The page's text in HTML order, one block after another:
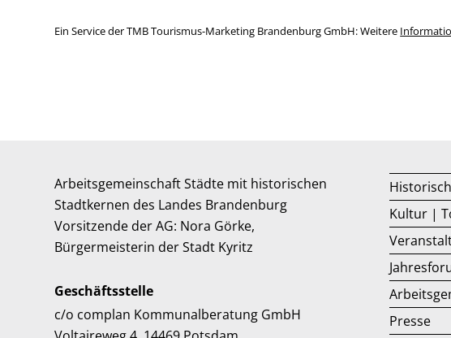
Ein Service der TMB Tourismus-Marketing Brandenburg GmbH: Weitere
Arbeitsgemeinschaft Städte mit historischen
Stadtkernen des Landes Brandenburg
Vorsitzende der AG: Nora Görke,
Bürgermeisterin der Stadt Kyritz
Geschäftsstelle
c/o complan Kommunalberatung GmbH
Kultur |
Presse